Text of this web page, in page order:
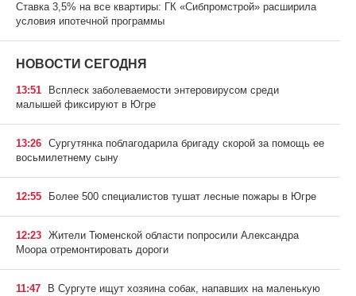
Ставка 3,5% на все квартиры: ГК «Сибпромстрой» расширила
условия ипотечной программы
НОВОСТИ СЕГОДНЯ
13:51
Всплеск заболеваемости энтеровирусом среди
малышей фиксируют в Югре
13:26 Сургутянка поблагодарила бригаду скорой за помощь ее
восьмилетнему сыну
12:55 Более 500 специалистов тушат лесные пожары в Югре
12:23 Жители Тюменской области попросили Александра
Моора отремонтировать дороги
11:47
В Сургуте ищут хозяина собак, напавших на маленькую